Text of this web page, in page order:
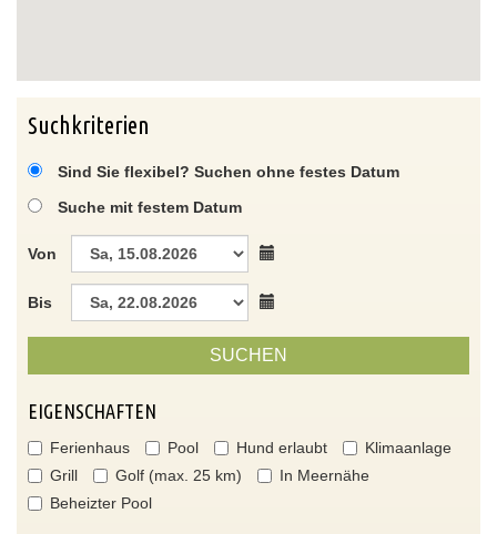
Suchkriterien
Sind Sie flexibel? Suchen ohne festes Datum
Suche mit festem Datum
Von
Bis
SUCHEN
EIGENSCHAFTEN
Ferienhaus Pool Hund erlaubt
Klimaanlage
Grill
Golf (max. 25 km)
In Meernähe
Beheizter Pool